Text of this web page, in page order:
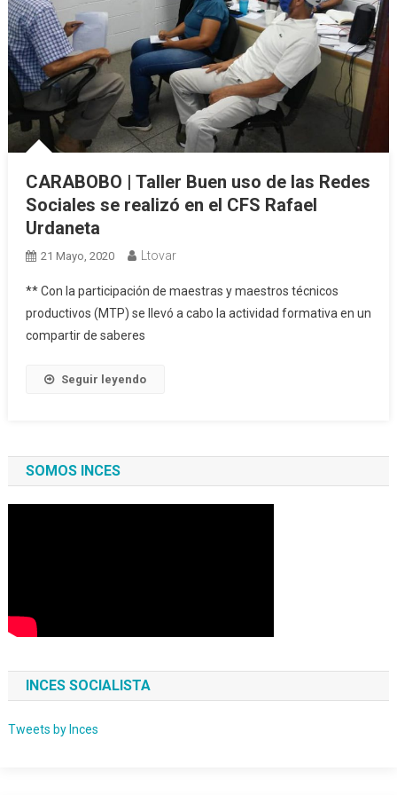
CARABOBO | Taller Buen uso de las Redes
Sociales se realizó en el CFS Rafael
Urdaneta
21 Mayo, 2020 Ltovar
** Con la participación de maestras y maestros técnicos
productivos (MTP) se llevó a cabo la actividad formativa en un
compartir de saberes
Seguir leyendo
SOMOS INCES
INCES SOCIALISTA
Tweets by Inces